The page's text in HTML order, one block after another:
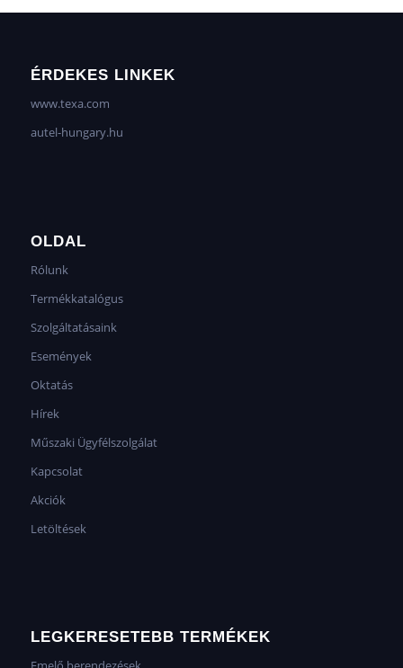
ÉRDEKES LINKEK
www.texa.com
autel-hungary.hu
OLDAL
Rólunk
Termékkatalógus
Szolgáltatásaink
Események
Oktatás
Hírek
Műszaki Ügyfélszolgálat
Kapcsolat
Akciók
Letöltések
LEGKERESETEBB TERMÉKEK